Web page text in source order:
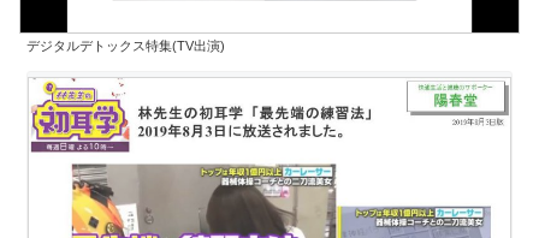
デジタルデトックス特集(TV出演)